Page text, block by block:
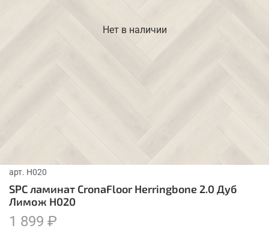
Нет в наличии
арт. H020
SPC ламинат CronaFloor Herringbone 2.0 Дуб
Лимож H020
1 899 ₽